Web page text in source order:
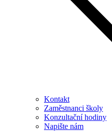
Kontakt
Zaměstnanci školy
Konzultační hodiny
Napište nám